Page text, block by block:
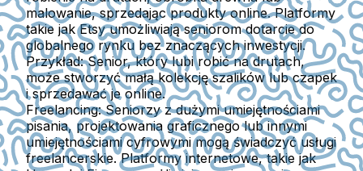
malowanie, sprzedając produkty online. Platformy
takie jak Etsy umożliwiają seniorom dotarcie do
globalnego rynku bez znaczących inwestycji.
Przykład:Senior, który lubi robić na drutach,
może stworzyć małą kolekcję szalików lub czapek
i sprzedawać je online.
Freelancing:Seniorzy z dużymi umiejętnościami
pisania, projektowania graficznego lub innymi
umiejętnościami cyfrowymi mogą świadczyć usługi
freelancerskie. Platformy internetowe, takie jak